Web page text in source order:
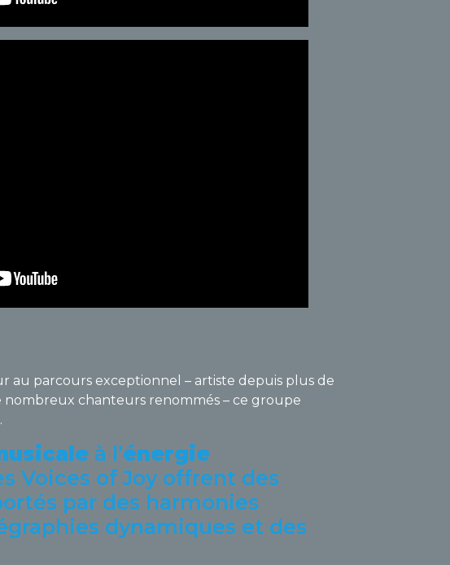
au parcours exceptionnel – artiste depuis plus de
nombreux chanteurs renommés – ce groupe
à l’énergie
Voices of Joy offrent des
par des harmonies
dynamiques et des